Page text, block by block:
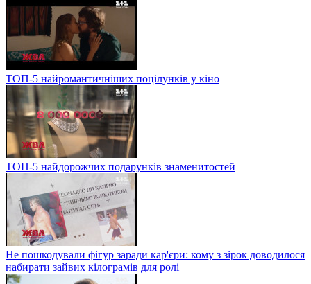
ТОП-5 найромантичніших поцілунків у кіно
ТОП-5 найдорожчих подарунків знаменитостей
Не пошкодували фігур заради кар'єри: кому з зірок доводилося
набирати зайвих кілограмів для ролі